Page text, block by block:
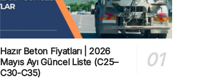
Hazır Beton Fiyatları | 2026
Mayıs Ayı Güncel Liste (C25–
C30-C35)